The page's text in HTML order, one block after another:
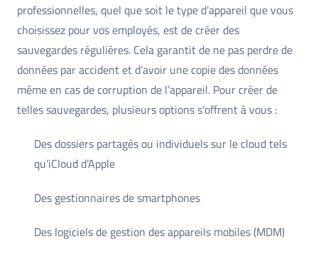
professionnelles, quel que soit le type d’appareil que vous
choisissez pour vos employés, est de créer des
sauvegardes régulières. Cela garantit de ne pas perdre de
données par accident et d’avoir une copie des données
même en cas de corruption de l’appareil. Pour créer de
telles sauvegardes, plusieurs options s’offrent à vous :
Des dossiers partagés ou individuels sur le cloud tels
qu’iCloud d’Apple
Des gestionnaires de smartphones
Des logiciels de gestion des appareils mobiles (MDM)